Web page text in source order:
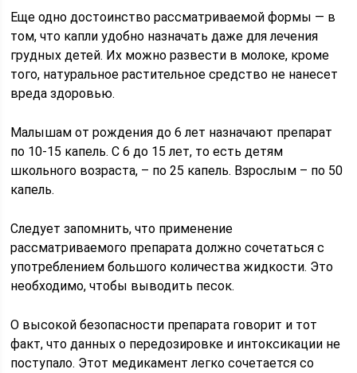
Еще одно достоинство рассматриваемой формы — в
том, что капли удобно назначать даже для лечения
грудных детей. Их можно развести в молоке, кроме
того, натуральное растительное средство не нанесет
вреда здоровью.
Малышам от рождения до 6 лет назначают препарат
по 10-15 капель. С 6 до 15 лет, то есть детям
школьного возраста, – по 25 капель. Взрослым – по 50
капель.
Следует запомнить, что применение
рассматриваемого препарата должно сочетаться с
употреблением большого количества жидкости. Это
необходимо, чтобы выводить песок.
О высокой безопасности препарата говорит и тот
факт, что данных о передозировке и интоксикации не
поступало. Этот медикамент легко сочетается со